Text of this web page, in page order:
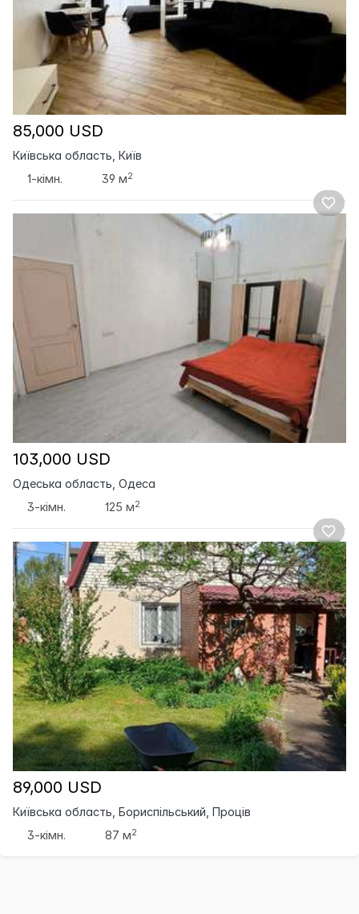
85,000 USD
Київська область, Київ
1-кімн.
39 м2
103,000 USD
Одеська область, Одеса
3-кімн.
125 м2
89,000 USD
Київська область, Бориспільський, Проців
3-кімн.
87 м2